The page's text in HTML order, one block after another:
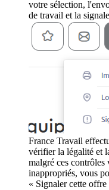
votre sélection,
de travail et la
France Travail
vérifier la légalité et
malgré ces contrôles
inappropriés, vous
« Signaler cette offre